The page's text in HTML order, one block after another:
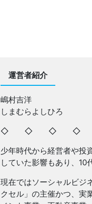
運営者紹介
嶋村吉洋
しまむらよしひろ
◇ ◇ ◇ ◇
少年時代から経営者や投
していた影響もあり、10
現在ではソーシャルビジ
クセル」の主催かつ、実